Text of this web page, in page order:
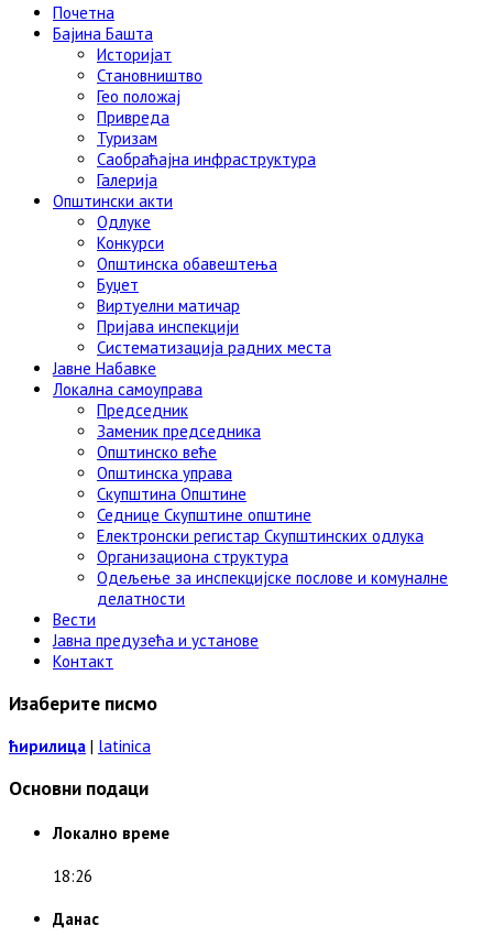
Почетна
Бајина Башта
Историјат
Становништво
Гео положај
Привреда
Туризам
Саобраћајна инфраструктура
Галерија
Општински акти
Одлуке
Конкурси
Општинска обавештења
Буџет
Виртуелни матичар
Пријава инспекцији
Систематизација радних места
Јавне Набавке
Локална самоуправа
Председник
Заменик председника
Општинско веће
Општинска управа
Скупштина Општине
Седнице Скупштине општине
Електронски регистар Скупштинских одлука
Организациона структура
Одељење за инспекцијске послове и комуналне
делатности
Вести
Јавна предузећа и установе
Контакт
Изаберите писмо
ћирилица | latinica
Основни подаци
Локално време
18:26
Данас